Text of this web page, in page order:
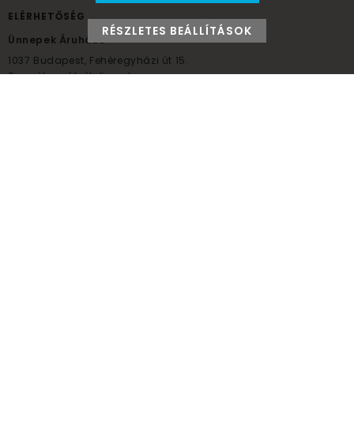
ELÉRHETŐSÉG
Ünnepek Áruháza
1037 Budapest, Fehéregyházi út 15.
Személyes átvételi pont
RÉSZLETES BEÁLLÍTÁSOK